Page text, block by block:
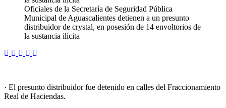
Oficiales de la Secretaría de Seguridad Pública
Municipal de Aguascalientes detienen a un presunto
distribuidor de crystal, en posesión de 14 envoltorios de
la sustancia ilícita
· El presunto distribuidor fue detenido en calles del Fraccionamiento
Real de Haciendas.